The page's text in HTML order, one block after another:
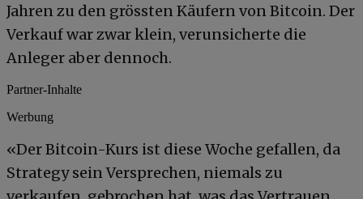
Jahren zu den grössten Käufern von Bitcoin. Der
Verkauf war zwar klein, verunsicherte die
Anleger aber dennoch.
Partner-Inhalte
Werbung
«Der Bitcoin-Kurs ist diese Woche gefallen, da
Strategy sein Versprechen, niemals zu